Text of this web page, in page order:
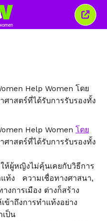
ปิด
หน้าต่
Help Women โดย
ศาสตร์ที่ได้รับการรับรองทั้ง
Help Women โดย
ศาสตร์ที่ได้รับการรับรองทั้ง
ห้ผู้หญิงไม่คุ้นเคยกับวิธีการ
แท้ง ความเชื่อทางศาสนา,
การเมือง ต่างก็สร้าง
าถึงการทำแท้งอย่าง
เป็น